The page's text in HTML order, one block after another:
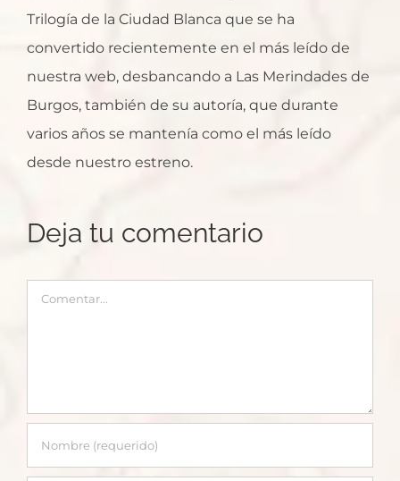
Trilogía de la Ciudad Blanca que se ha
convertido recientemente en el más leído de
nuestra web, desbancando a Las Merindades de
Burgos, también de su autoría, que durante
varios años se mantenía como el más leído
desde nuestro estreno.
Deja tu comentario
Comentar